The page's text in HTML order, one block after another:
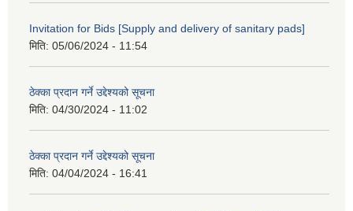
Invitation for Bids [Supply and delivery of sanitary pads]
मिति: 05/06/2024 - 11:54
ठेक्का प्रदान गर्ने उद्देश्यको सूचना
मिति: 04/30/2024 - 11:02
ठेक्का प्रदान गर्ने उद्देश्यको सूचना
मिति: 04/04/2024 - 16:41